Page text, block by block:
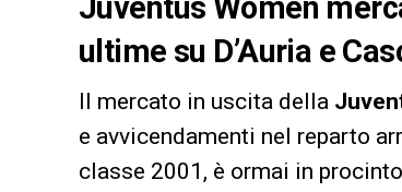
Juventus Women
ultime su D’Auria e
Il mercato in uscita della
e avvicendamenti nel reparto
classe 2001, è ormai in